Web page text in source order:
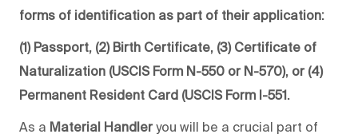
forms of identification as part of their application:
(1) Passport, (2) Birth Certificate, (3) Certificate of
Naturalization (USCIS Form N-550 or N-570), or (4)
Permanent Resident Card (USCIS Form I-551.
As a Material Handleryou will be a crucial part of